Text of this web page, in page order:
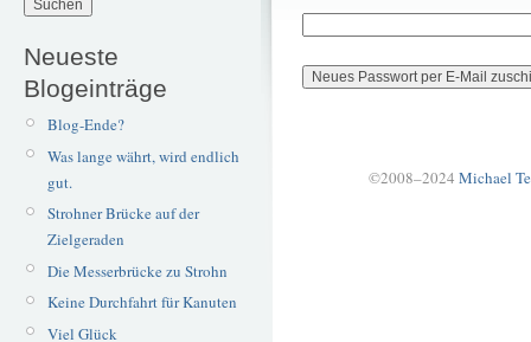
Neueste
Blogeinträge
Blog-Ende?
Was lange währt, wird endlich
gut.
Strohner Brücke auf der
Zielgeraden
Die Messerbrücke zu Strohn
Keine Durchfahrt für Kanuten
Viel Glück
©2008–2024 Michael